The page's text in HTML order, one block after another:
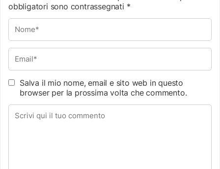
obbligatori sono contrassegnati *
Salva il mio nome, email e sito web in questo
browser per la prossima volta che commento.